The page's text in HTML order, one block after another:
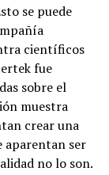
se puede
científicos
fue
sobre el
muestra
crear una
aparentan ser
no lo son.